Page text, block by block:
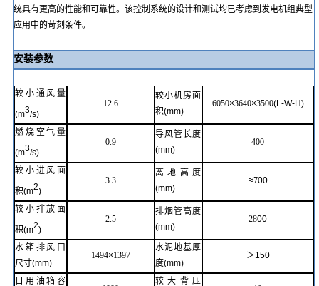
统具有更高的性能和可靠性。该控制系统的设计和测试均已考虑到发电机组典型
应用中的苛刻条件。
安装参数
较小通风量
(m
3
/s)
12.6
较小机房面
积(mm)
6050×3640×3500(L-W-H)
燃烧空气量
(m
3
/s)
0.9
导风管长度
(mm)
400
较小进风面
积(m
2
)
3.3
离地高度
(mm)
≈700
较小排放面
积(m
2
)
2.5
排烟管高度
(mm)
2800
水箱排风口
尺寸(mm)
1494×1397
水泥地基厚
度(mm)
＞150
日用 油箱容 较大背压